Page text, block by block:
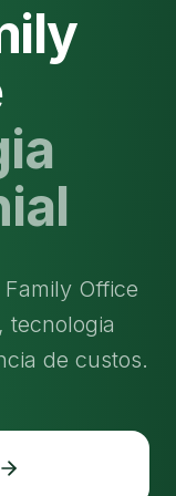
Office
tecnologia
de custos.